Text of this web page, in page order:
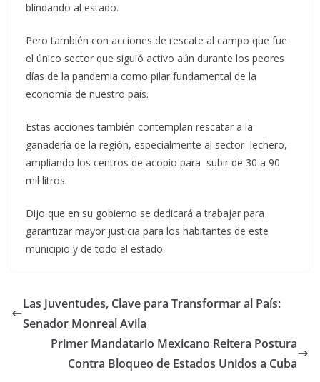
blindando al estado.
Pero también con acciones de rescate al campo que fue
el único sector que siguió activo aún durante los peores
días de la pandemia como pilar fundamental de la
economía de nuestro país.
Estas acciones también contemplan rescatar a la
ganadería de la región, especialmente al sector lechero,
ampliando los centros de acopio para subir de 30 a 90
mil litros.
Dijo que en su gobierno se dedicará a trabajar para
garantizar mayor justicia para los habitantes de este
municipio y de todo el estado.
Las Juventudes, Clave para Transformar al País:
Senador Monreal Avila
Primer Mandatario Mexicano Reitera Postura
Contra Bloqueo de Estados Unidos a Cuba